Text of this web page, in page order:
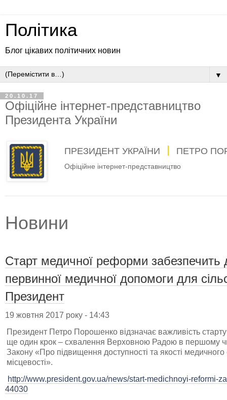
Політика
Блог цікавих політичних новин
▼
20.10.17
Офіційне інтернет-представництво
Президента України
ПРЕЗИДЕНТ УКРАЇНИ ПЕТРО
Офіційне інтернет-представництво
Новини
Старт медичної реформи забезпечить
первинної медичної допомоги для
Президент
19 жовтня 2017 року - 14:43
Президент Петро Порошенко відзначає важливість
ще один крок – схвалення Верховною Радою в першому
Закону «Про підвищення доступності та якості медичного
місцевості».
http://www.president.gov.ua/news/start-medichnoyi-reformi-
44030